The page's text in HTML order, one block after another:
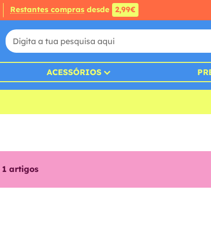
Restantes compras desde 2,99€
ACESSÓRIOS
1 artigos